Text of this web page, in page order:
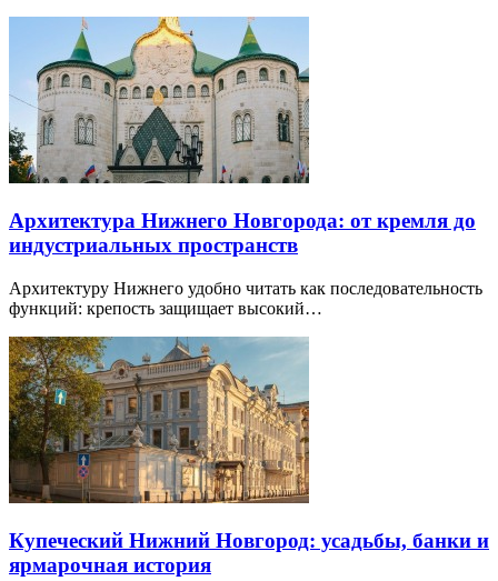
Архитектура Нижнего Новгорода: от кремля до
индустриальных пространств
Архитектуру Нижнего удобно читать как последовательность
функций: крепость защищает высокий…
Купеческий Нижний Новгород: усадьбы, банки и
ярмарочная история